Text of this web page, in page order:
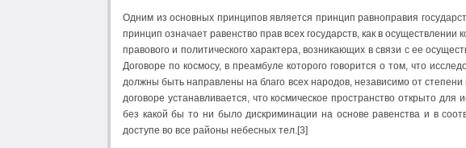
Одним из основных принципов является принцип равноправия
принцип означает равенство прав всех государств, как в
правового и политического характера, возникающих в связи с ее
Договоре по космосу, в преамбуле которого говорится о том, что
должны быть направлены на благо всех народов, независимо от степени
договоре устанавливается, что космическое пространство открыто для
без какой бы то ни было дискриминации на основе равенства и в
доступе во все районы небесных тел.[3]